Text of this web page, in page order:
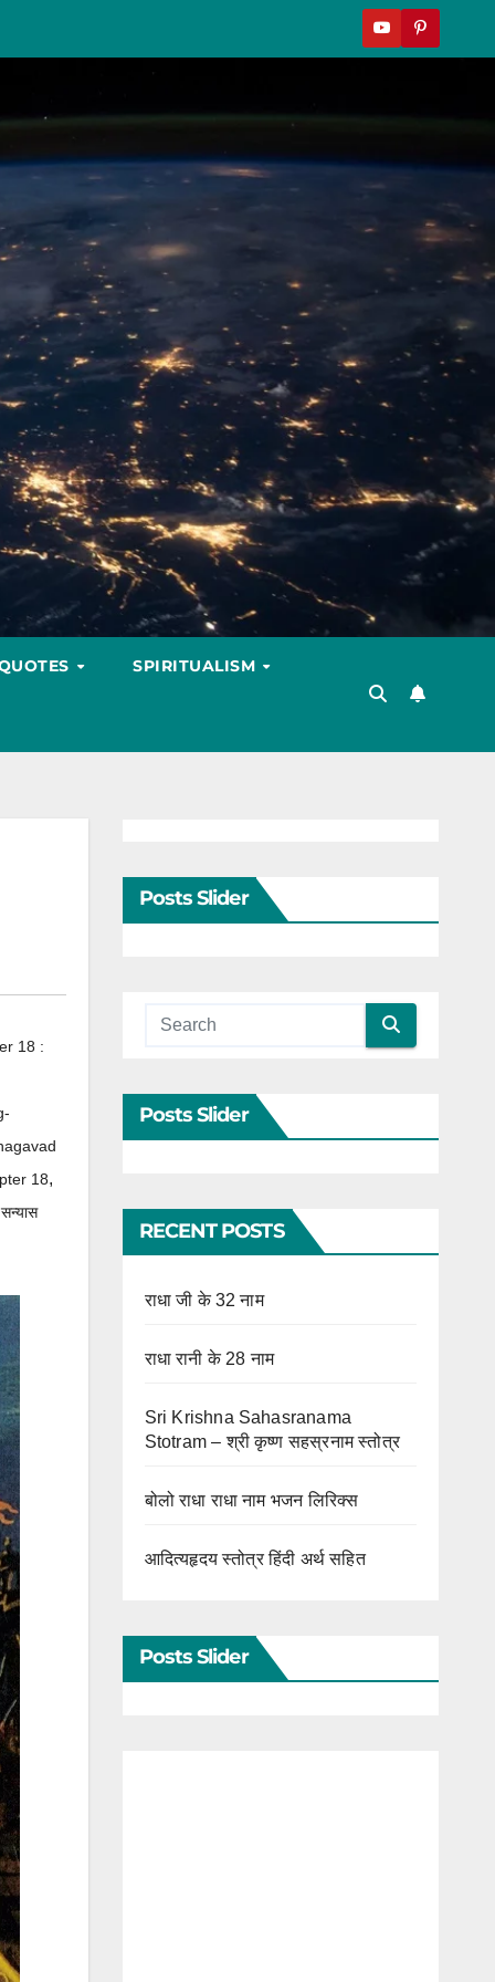
SPIRITUALISM
18 :
18,
Posts Slider
Posts Slider
RECENT POSTS
राधा जी के 32 नाम
राधा रानी के 28 नाम
Sri Krishna Sahasranama
Stotram – श्री कृष्ण सहस्रनाम स्तोत्र
बोलो राधा राधा नाम भजन लिरिक्स
आदित्यहृदय स्तोत्र हिंदी अर्थ सहित
Posts Slider